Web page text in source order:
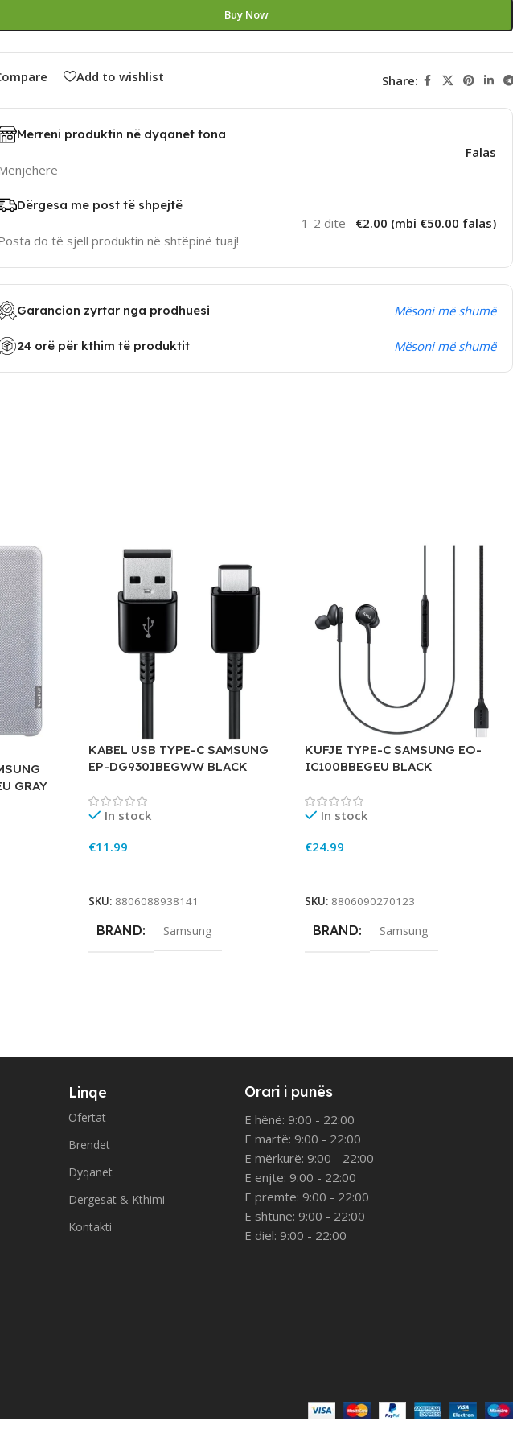
Buy Now
Add to wishlist Share:
Merreni produktin në dyqanet tona
Falas
Dërgesa me post të shpejtë
do të sjell produktin në shtëpinë tuaj!
1-2 ditë €2.00 (mbi €50.00 falas)
Garancion zyrtar nga prodhuesi Mësoni më shumë
24 orë për kthim të produktit Mësoni më shumë
GRAY
KABEL USB TYPE-C SAMSUNG
EP-DG930IBEGWW BLACK
In stock
€11.99
SKU: 8806088938141
BRAND Samsung
KUFJE TYPE-C SAMSUNG EO-
IC100BBEGEU BLACK
In stock
€24.99
SKU: 8806090270123
BRAND Samsung
Linqe
Ofertat
Brendet
Dyqanet
Dergesat & Kthimi
Kontakti
Orari i punës
E hënë: 9:00 - 22:00
E martë: 9:00 - 22:00
E mërkurë: 9:00 - 22:00
E enjte: 9:00 - 22:00
E premte: 9:00 - 22:00
E shtunë: 9:00 - 22:00
E diel: 9:00 - 22:00